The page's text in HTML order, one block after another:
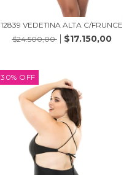
12839 VEDETINA ALTA C/FRUNCE
$24.500,00
$17.150,00
30% OFF